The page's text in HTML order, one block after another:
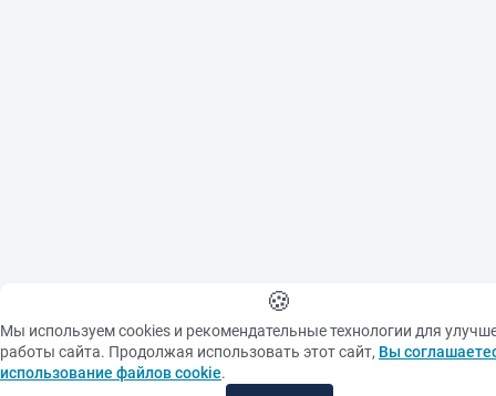
🍪
Мы используем cookies и рекомендательные технологии для
работы сайта. Продолжая использовать этот сайт, Вы
использование файлов cookie.